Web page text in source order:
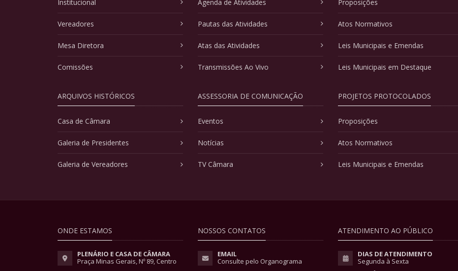
Institucional
Vereadores
Mesa Diretora
Comissões
ARQUIVOS HISTÓRICOS
Casa de Câmara
Galeria de Presidentes
Galeria de Vereadores
Agenda de Atividades
Pautas das Atividades
Atas das Atividades
Transmissões Ao Vivo
ASSESSORIA DE COMUNICAÇÃO
Eventos
Notícias
TV Câmara
Proposições
Atos Normativos
Leis Municipais e Emendas
Leis Municipais em Destaque
PROJETOS PROTOCOLADOS
Proposições
Atos Normativos
Leis Municipais e Emendas
ONDE ESTAMOS
PLENÁRIO E CASA DE CÂMARA
Praça Minas Gerais, Nº 89, Centro
NOSSOS CONTATOS
EMAIL
Consulte pelo Organograma
ATENDIMENTO AO PÚBLICO
DIAS DE ATENDIMENTO
Segunda à Sexta